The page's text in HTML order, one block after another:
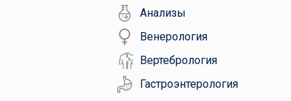
Анализы
Венерология
Вертебрология
Гастроэнтерология